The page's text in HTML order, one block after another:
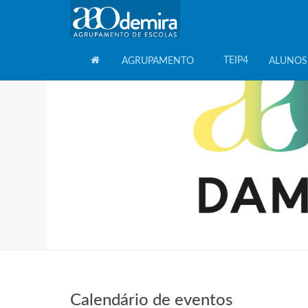
AGRUPAMENTO TEIP4 ALUNOS
Calendário de eventos